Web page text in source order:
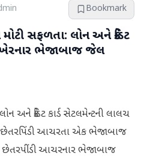
Bookmark
સફળતા: લોન અને ક્રેડિટ
ભેજાબાજ જેલ
અને ક્રેડિટ કાર્ડ સેટલમેન્ટની લાલચ
છેતરપિંડી આચરતા એક ભેજાબાજ
છેતરપીંડી આચરનાર ભેજાબાજ